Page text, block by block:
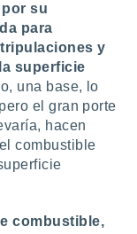
su
para
y
superficie
una base, lo
el gran porte
hacen
combustible
combustible,